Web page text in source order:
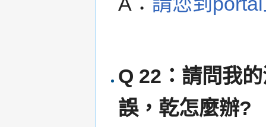
Q 22：請問我
誤，乾怎麼辦?